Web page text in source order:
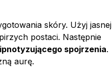
skóry. Użyj jasnej
postaci. Następnie
spojrzenia.
aurę.